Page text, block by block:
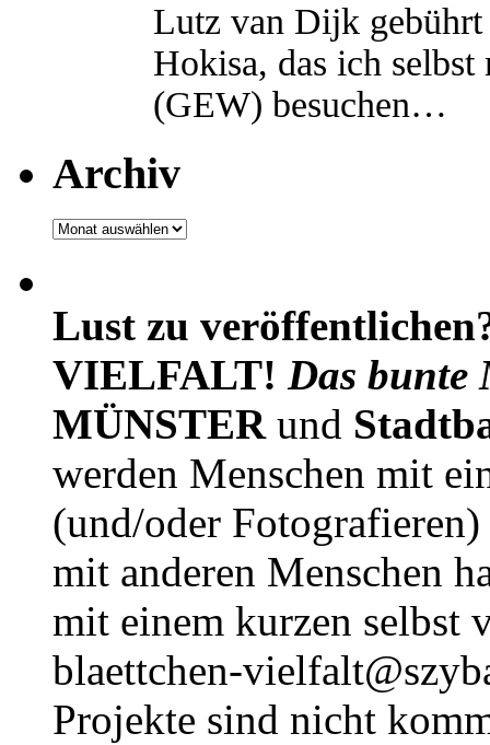
Lutz van Dijk
Hokisa, das ich
(GEW) besuchen…
Archiv
Archiv
Lust zu
VIELFALT! Das bunte
MÜNSTERund
werden Menschen mit
(und/oder
mit anderen Menschen
mit einem kurzen selbst
blaettchen-
Projekte sind nicht